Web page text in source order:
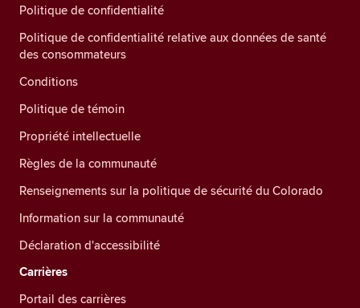
Politique de confidentialité
Politique de confidentialité relative aux données de santé
des consommateurs
Conditions
Politique de témoin
Propriété intellectuelle
Règles de la communauté
Renseignements sur la politique de sécurité du Colorado
Information sur la communauté
Déclaration d'accessibilité
Carrières
Portail des carrières